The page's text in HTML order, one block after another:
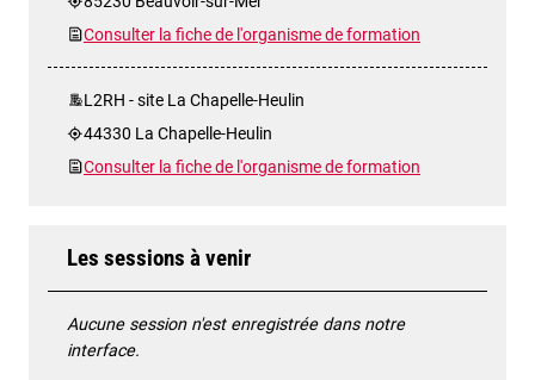
Consulter la fiche de l'organisme de formation
L2RH - site La Chapelle-Heulin
44330 La Chapelle-Heulin
Consulter la fiche de l'organisme de formation
Les sessions à venir
Aucune session n'est enregistrée dans notre
interface.